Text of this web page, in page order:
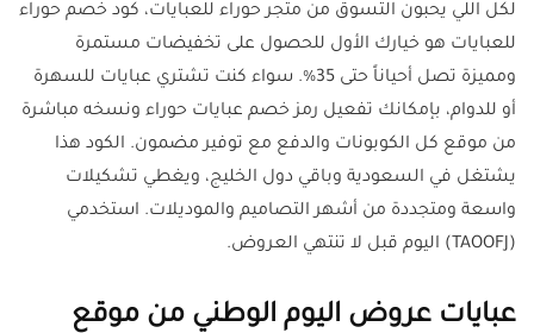
لكل اللي يحبون التسوق من متجر حوراء للعبايات، كود خصم حوراء
للعبايات هو خيارك الأول للحصول على تخفيضات مستمرة
ومميزة تصل أحياناً حتى 35%. سواء كنت تشتري عبايات للسهرة
أو للدوام، بإمكانك تفعيل رمز خصم عبايات حوراء ونسخه مباشرة
من موقع كل الكوبونات والدفع مع توفير مضمون. الكود هذا
يشتغل في السعودية وباقي دول الخليج، ويغطي تشكيلات
واسعة ومتجددة من أشهر التصاميم والموديلات. استخدمي
(TAOOFJ) اليوم قبل لا تنتهي العروض.
عبايات عروض اليوم الوطني من موقع